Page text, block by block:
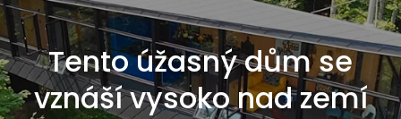
Tento úžasný dům se
vznáší vysoko nad zemí